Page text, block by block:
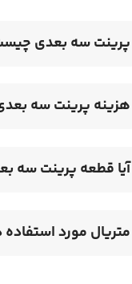
پرینت سه بعدی
هزینه پرینت سه
آیا قطعه پرینت سه‌
متریال مورد